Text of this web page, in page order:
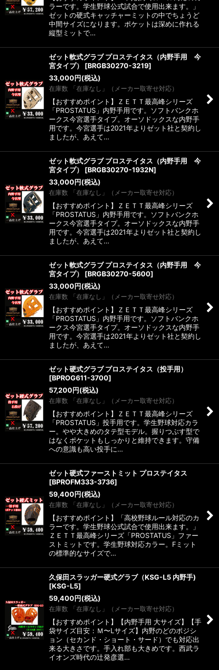
ラーです。学生野球公式試合で使用出来ます。」
ゼットの硬式キャッチャーミットの中でちょうど
中間サイズになります。ポケットは深めに作れる
縦型ミットで…
ゼット軟式グラブ プロステイタス（内野手用 今
宮タイプ）
[BRGB30270-3219]
33,000円(税込)
在庫数 「在庫なし」（メーカー取寄せ対応）
【おすすめポイント】ＺＥＴＴ最高峰シリーズ
「PROSTATUS」内野手用です。ソフトバンクホ
ークス今宮選手タイプ。オーソドックスな内野手
用です。今宮選手は2021年よりゼット社と契約し
ましたが、あえて…
ゼット軟式グラブ プロステイタス（内野手用 今
宮タイプ）
[BRGB30270-1932N]
33,000円(税込)
在庫数 「在庫なし」（メーカー取寄せ対応）
【おすすめポイント】ＺＥＴＴ最高峰シリーズ
「PROSTATUS」内野手用です。ソフトバンクホ
ークス今宮選手タイプ。オーソドックスな内野手
用です。今宮選手は2021年よりゼット社と契約し
ましたが、あえて…
ゼット軟式グラブ プロステイタス（内野手用 今
宮タイプ）
[BRGB30270-5600]
33,000円(税込)
在庫数 「在庫なし」（メーカー取寄せ対応）
【おすすめポイント】ＺＥＴＴ最高峰シリーズ
「PROSTATUS」内野手用です。ソフトバンクホ
ークス今宮選手タイプ。オーソドックスな内野手
用です。今宮選手は2021年よりゼット社と契約し
ましたが、あえて…
ゼット硬式グラブ プロステイタス（投手用）
[BPROG611-3700]
57,200円(税込)
在庫数 「在庫なし」（メーカー取寄せ対応）
【おすすめポイント】ＺＥＴＴ最高峰シリーズ
「PROSTATUS」投手用です。学生野球対応カラ
ー。やや大きめのタテ型モデル。握りつぶす型で
はなくポケットもしっかりと維持できます。守備
への意識も高い投手に…
ゼット硬式ファーストミット プロステイタス
[BPROFM333-3736]
59,400円(税込)
在庫数 「在庫なし」（メーカー取寄せ対応）
【おすすめポイント】「高校野球ルール対応のカ
ラーです。学生野球公式試合で使用出来ます。」
ＺＥＴＴ最高峰シリーズ「PROSTATUS」ファー
ストミットです。学生野球対応カラー。Fミット
の標準的なサイズで…
久保田スラッガー硬式グラブ（KSG-L5 内野手)
[KSG-L5]
59,400円(税込)
在庫数 「在庫なし」（メーカー取寄せ対応）
【おすすめポイント】【内野手用 大サイズ】【手
袋サイズ目安：Ｍ〜Lサイズ】内野のどのポジシ
ョン（セカンド・ショート・サード）でも対応出
来る大きさです。手入れ部も大きめです。西武ラ
イオンズ時代の辻発彦選…